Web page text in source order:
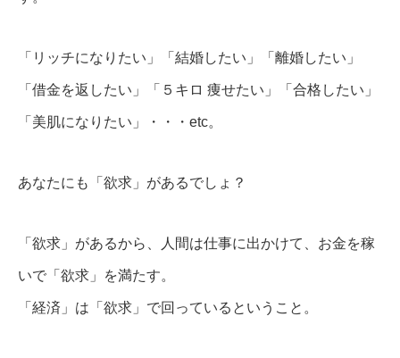
「リッチになりたい」「結婚したい」「離婚したい」
「借金を返したい」「５キロ 痩せたい」「合格したい」
「美肌になりたい」・・・etc。
あなたにも「欲求」があるでしょ？
「欲求」があるから、人間は仕事に出かけて、お金を稼
いで「欲求」を満たす。
「経済」は「欲求」で回っているということ。